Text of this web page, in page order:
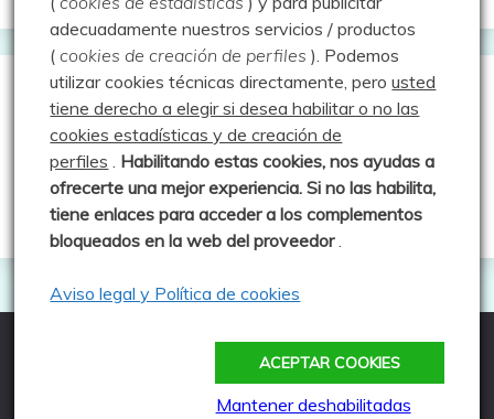
Guías de Montaña
Manu - Entre Valles y Cumbre
Luis Crespo Fernández
Todos los derechos reservados
Funciona gracias a WordPress
|
Tema: Fairy por
adecuadamente nuestros servicios / productos
(cookies de creación de perfiles ). Podemos
utilizar cookies técnicas directamente, perousted
tiene derecho a elegir si desea habilitar o no las
cookies estadísticas y de creación de
perfiles . Habilitando estas cookies, nos ayudas a
ofrecerte una mejor experiencia. Si no las habilita,
tiene enlaces para acceder a los complementos
bloqueados en la web del proveedor.
Aviso legal y Política de cookies
ACEPTAR COOKIES
Mantener deshabilitadas